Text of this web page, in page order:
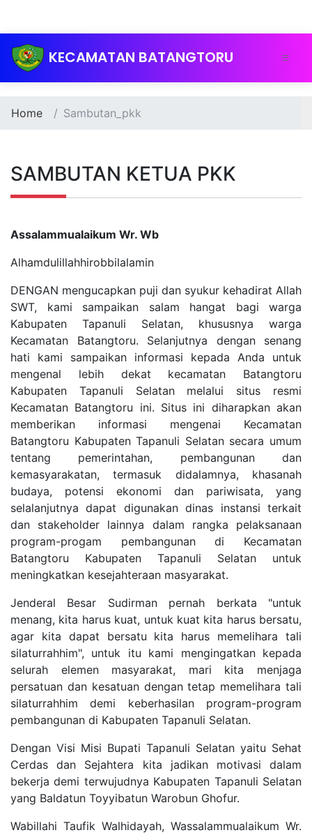
KECAMATAN BATANGTORU
Home Sambutan_pkk
SAMBUTAN KETUA PKK
Assalammualaikum Wr. Wb
Alhamdulillahhirobbilalamin
DENGAN mengucapkan puji dan syukur kehadirat Allah
SWT, kami sampaikan salam hangat bagi warga
Kabupaten Tapanuli Selatan, khususnya warga
Kecamatan Batangtoru. Selanjutnya dengan senang
hati kami sampaikan informasi kepada Anda untuk
mengenal lebih dekat kecamatan Batangtoru
Kabupaten Tapanuli Selatan melalui situs resmi
Kecamatan Batangtoru ini. Situs ini diharapkan akan
memberikan informasi mengenai Kecamatan
Batangtoru Kabupaten Tapanuli Selatan secara umum
tentang pemerintahan, pembangunan dan
kemasyarakatan, termasuk didalamnya, khasanah
budaya, potensi ekonomi dan pariwisata, yang
selalanjutnya dapat digunakan dinas instansi terkait
dan stakeholder lainnya dalam rangka pelaksanaan
program-progam pembangunan di Kecamatan
Batangtoru Kabupaten Tapanuli Selatan untuk
meningkatkan kesejahteraan masyarakat.
Jenderal Besar Sudirman pernah berkata "untuk
menang, kita harus kuat, untuk kuat kita harus bersatu,
agar kita dapat bersatu kita harus memelihara tali
silaturrahhim", untuk itu kami mengingatkan kepada
selurah elemen masyarakat, mari kita menjaga
persatuan dan kesatuan dengan tetap memelihara tali
silaturrahhim demi keberhasilan program-program
pembangunan di Kabupaten Tapanuli Selatan.
Dengan Visi Misi Bupati Tapanuli Selatan yaitu Sehat
Cerdas dan Sejahtera kita jadikan motivasi dalam
bekerja demi terwujudnya Kabupaten Tapanuli Selatan
yang Baldatun Toyyibatun Warobun Ghofur.
Wabillahi Taufik Walhidayah, Wassalammualaikum Wr.